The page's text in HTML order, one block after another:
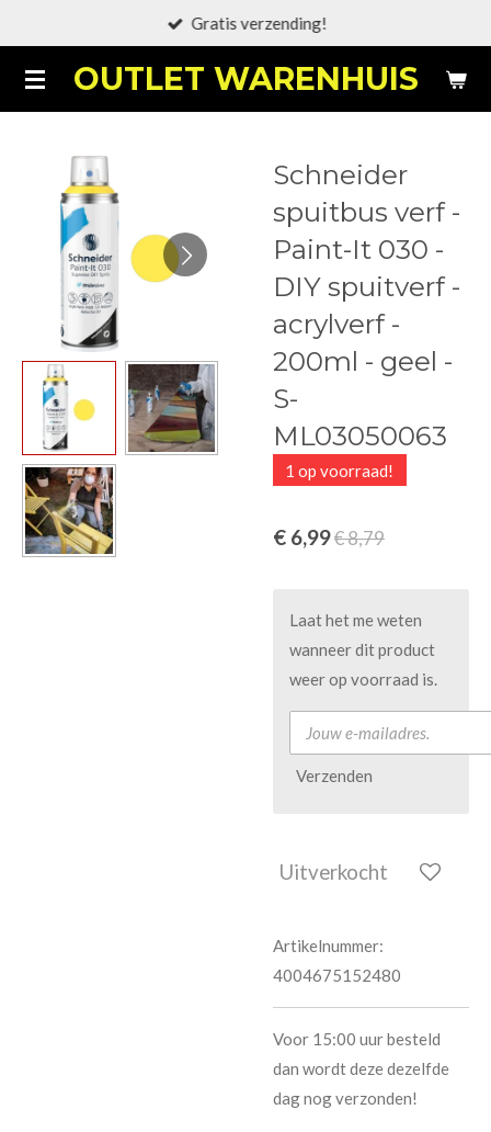
naar
de
OUTLET WARENHUIS
Gratis verzending!
Schneider
spuitbus verf -
Paint-It 030 -
DIY spuitverf -
acrylverf -
200ml - geel -
S-
ML03050063
1 op voorraad!
€ 6,99€ 8,79
Laat het me weten
wanneer dit product
weer op voorraad is.
Verzenden
Uitverkocht
Artikelnummer:
4004675152480
Voor 15:00 uur besteld
dan wordt deze dezelfde
dag nog verzonden!